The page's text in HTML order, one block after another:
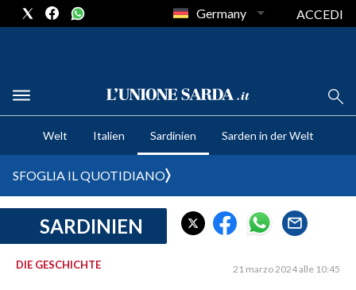
CRONACA SARDEGNA
CAGLIARI
SULCIS IGLESIENTE
MEDIO CAMPIDANO
ORISTANO E PROVINCIA
SASSARI E PROVINCIA
Germany ACCEDI
Welt Italien Sardinien Sarden in der Welt
SFOGLIA IL QUOTIDIANO
SARDINIEN
DIE GESCHICHTE 21 marzo 2024 alle 10:45